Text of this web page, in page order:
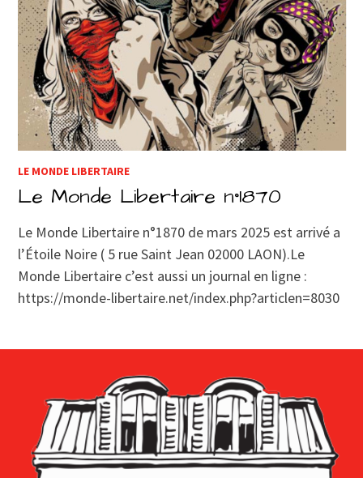
LE MONDE LIBERTAIRE
Le Monde Libertaire n°1870
Le Monde Libertaire n°1870 de mars 2025 est arrivé a
l’Étoile Noire ( 5 rue Saint Jean 02000 LAON).Le
Monde Libertaire c’est aussi un journal en ligne :
https://monde-libertaire.net/index.php?articlen=8030